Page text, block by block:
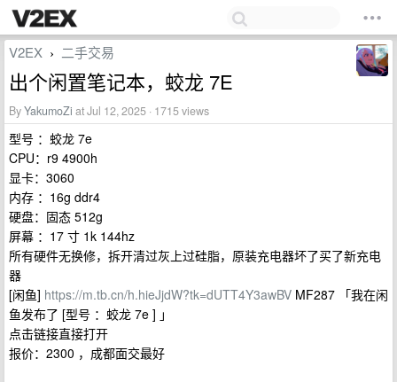
V2EX › 二手交易
出个闲置笔记本，蛟龙 7E
ByYakumoZi at Jul 12, 2025 · 1715 views
型号 ：蛟龙 7e
CPU：r9 4900h
显卡：3060
内存 ：16g ddr4
硬盘：固态 512g
屏幕 ：17 寸 1k 144hz
所有硬件无换修，拆开清过灰上过硅脂，原装充电器坏了买了新充电
器
[闲鱼] https://m.tb.cn/h.hieJjdW?tk=dUTT4Y3awBV MF287 「我在闲
鱼发布了 [型号 ：蛟龙 7e ] 」
点击链接直接打开
报价：2300 ，成都面交最好